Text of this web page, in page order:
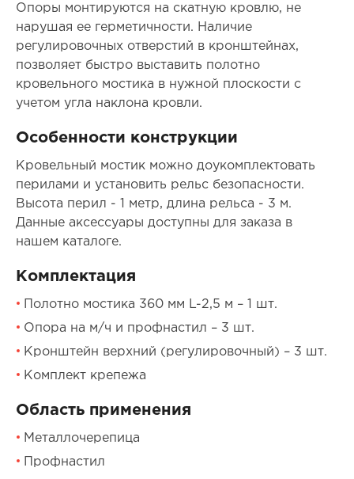
Опоры монтируются на скатную кровлю, не
нарушая ее герметичности. Наличие
регулировочных отверстий в кронштейнах,
позволяет быстро выставить полотно
кровельного мостика в нужной плоскости с
учетом угла наклона кровли.
Особенности конструкции
Кровельный мостик можно доукомплектовать
перилами и установить рельс безопасности.
Высота перил - 1 метр, длина рельса - 3 м.
Данные аксессуары доступны для заказа в
нашем каталоге.
Комплектация
Полотно мостика 360 мм L-2,5 м – 1 шт.
Опора на м/ч и профнастил – 3 шт.
Кронштейн верхний (регулировочный) – 3 шт.
Комплект крепежа
Область применения
Металлочерепица
Профнастил